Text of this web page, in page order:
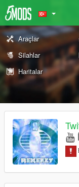
Araçlar
Silahlar
Haritalar